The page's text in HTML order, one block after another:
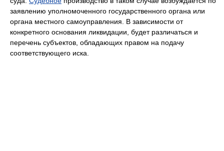
заявлению уполномоченного государственного органа или
органа местного самоуправления. В зависимости от
конкретного основания ликвидации, будет различаться и
перечень субъектов, обладающих правом на подачу
соответствующего иска.